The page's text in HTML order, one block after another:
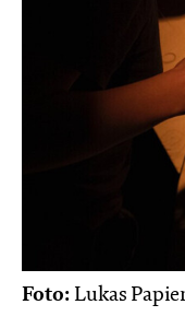
Foto: Lukas